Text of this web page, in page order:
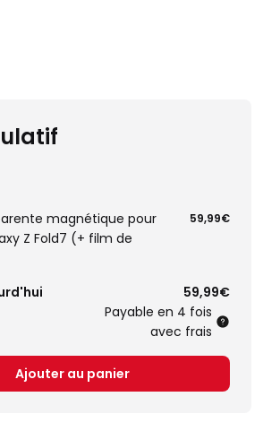
magnétique pour
Z Fold7 (+ film de
59,99€
59,99€
Payable en 4 fois
avec frais
Ajouter au panier